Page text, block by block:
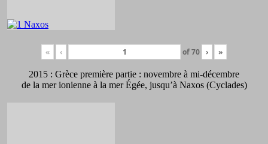
« ‹ of70 › »
2015 : Grèce première partie : novembre à mi-décembre
de la mer ionienne à la mer Égée, jusqu’à Naxos (Cyclades)